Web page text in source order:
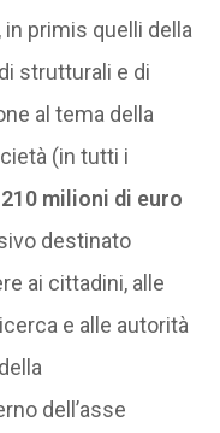
in primis quelli della
strutturali e di
al tema della
(in tutti i
210 milioni di euro
destinato
ai cittadini, alle
e alle autorità
dell’asse